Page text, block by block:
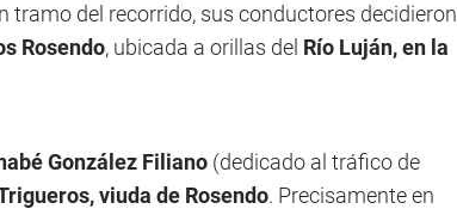
tramo del recorrido, sus conductores decidieron
Rosendo, ubicada a orillas del Río Luján, en la
González Filiano (dedicado al tráfico de
viuda de Rosendo. Precisamente en